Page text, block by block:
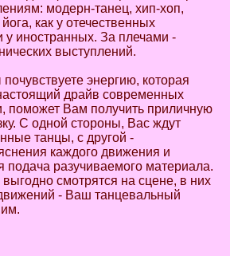
модерн-танец, хип-хоп,
как у отечественных
у иностранных. За плечами -
выступлений.
энергию, которая
драйв современных
поможет Вам получить приличную
С одной стороны, Вас ждут
танцы, с другой -
каждого движения и
подача разучиваемого материала.
смотрятся на сцене, в них
- Ваш танцевальный